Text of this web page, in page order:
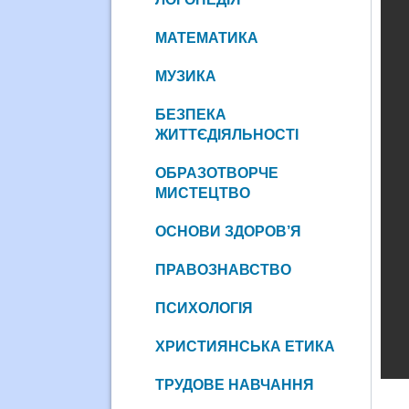
МАТЕМАТИКА
МУЗИКА
БЕЗПЕКА
ЖИТТЄДІЯЛЬНОСТІ
ОБРАЗОТВОРЧЕ
МИСТЕЦТВО
ОСНОВИ ЗДОРОВ’Я
ПРАВОЗНАВСТВО
ПСИХОЛОГІЯ
ХРИСТИЯНСЬКА ЕТИКА
ТРУДОВЕ НАВЧАННЯ